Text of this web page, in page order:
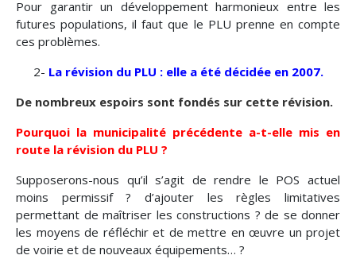
Pour garantir un développement harmonieux entre les
futures populations, il faut que le PLU prenne en compte
ces problèmes.
2- La révision du PLU : elle a été décidée en 2007.
De nombreux espoirs sont fondés sur cette révision.
Pourquoi la municipalité précédente a-t-elle mis en
route la révision du PLU ?
Supposerons-nous qu’il s’agit de rendre le POS actuel
moins permissif ? d’ajouter les règles limitatives
permettant de maîtriser les constructions ? de se donner
les moyens de réfléchir et de mettre en œuvre un projet
de voirie et de nouveaux équipements… ?